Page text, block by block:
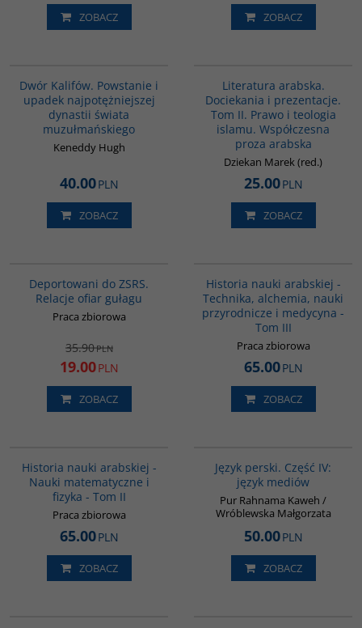
ZOBACZ ZOBACZ
Dwór Kalifów. Powstanie i
upadek najpotężniejszej
dynastii świata
muzułmańskiego
Keneddy Hugh
40.00PLN
ZOBACZ
Literatura arabska.
Dociekania i prezentacje.
Tom II. Prawo i teologia
islamu. Współczesna
proza arabska
Dziekan Marek (red.)
25.00PLN
ZOBACZ
Deportowani do ZSRS.
Relacje ofiar gułagu
Praca zbiorowa
35.90PLN
19.00PLN
ZOBACZ
Historia nauki arabskiej -
Technika, alchemia, nauki
przyrodnicze i medycyna -
Tom III
Praca zbiorowa
65.00PLN
ZOBACZ
Historia nauki arabskiej -
Nauki matematyczne i
fizyka - Tom II
Praca zbiorowa
65.00PLN
ZOBACZ
Język perski. Część IV:
język mediów
Pur Rahnama Kaweh /
Wróblewska Małgorzata
50.00PLN
ZOBACZ